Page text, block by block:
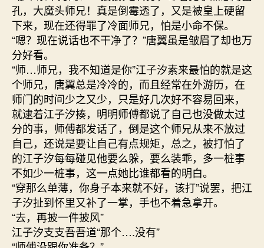
孔，大魔头师兄！真是倒霉透了，又是被皇上硬留
下来，现在还得罪了冷面师兄，怕是小命不保。
“嗯？现在说话也不干净了？”唐翼虽是皱眉了却也万
分好看。
“师…师兄，我不知道是你”江子汐素来最怕的就是这
个师兄，唐翼总是冷冷的，而且经常在外游历，在
师门的时间少之又少，只是好几次好不容易回来，
就逮着江子汐揍，明明师傅都说了自己也没做太过
分的事，师傅都发话了，倒是这个师兄从来不放过
自己，还说是要让自己有点规矩，总之，被打怕了
的江子汐每每碰见他要么躲，要么装乖，多一桩事
不如少一桩事，这一点她比谁都看的明白。
“穿那么单薄，你身子本来就不好，该打”说罢，把江
子汐扯到怀里又补了一掌，手也不着急拿开。
“去，再披一件披风”
江子汐支支吾吾道“那个….没有”